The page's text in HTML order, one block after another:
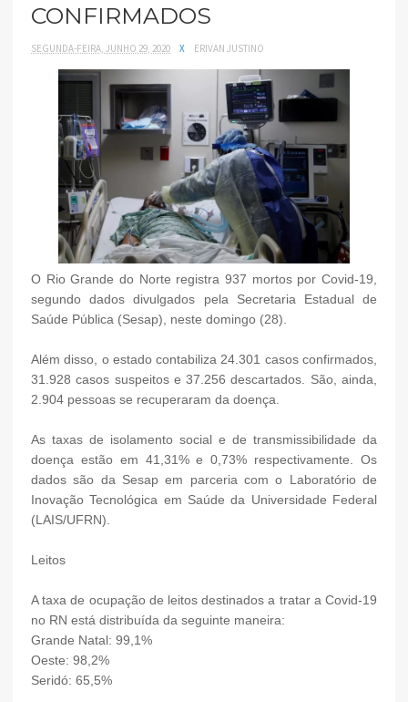
CONFIRMADOS
SEGUNDA-FEIRA, JUNHO 29, 2020 X ERIVAN JUSTINO
O Rio Grande do Norte registra 937 mortos por Covid-19,
segundo dados divulgados pela Secretaria Estadual de
Saúde Pública (Sesap), neste domingo (28).
Além disso, o estado contabiliza 24.301 casos confirmados,
31.928 casos suspeitos e 37.256 descartados. São, ainda,
2.904 pessoas se recuperaram da doença.
As taxas de isolamento social e de transmissibilidade da
doença estão em 41,31% e 0,73% respectivamente. Os
dados são da Sesap em parceria com o Laboratório de
Inovação Tecnológica em Saúde da Universidade Federal
(LAIS/UFRN).
Leitos
A taxa de ocupação de leitos destinados a tratar a Covid-19
no RN está distribuída da seguinte maneira:
Grande Natal: 99,1%
Oeste: 98,2%
Seridó: 65,5%